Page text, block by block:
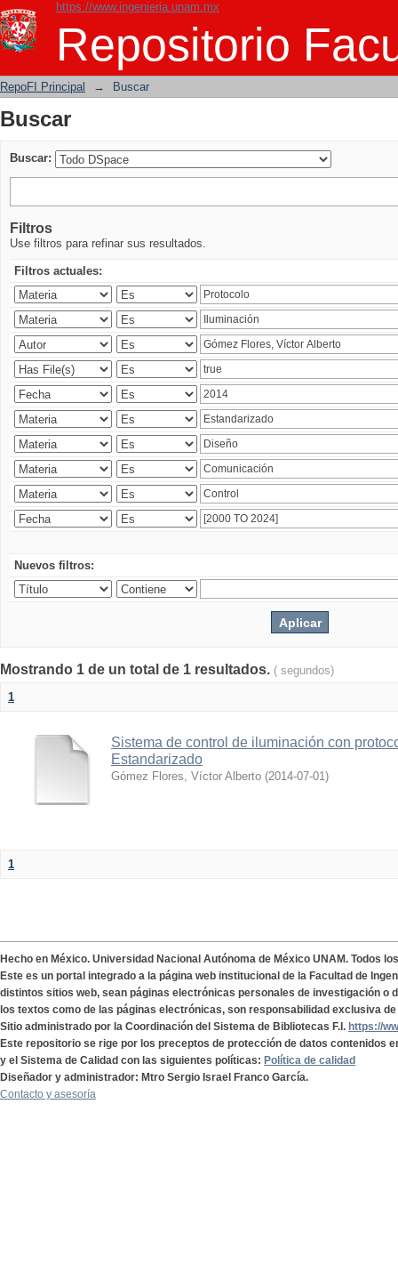
https://www.ingenieria.unam.mx
Repositorio
Buscar
RepoFI Principal → Buscar
Buscar
Buscar:
Filtros
Use filtros para refinar sus resultados.
Filtros actuales:
Nuevos filtros:
Mostrando 1 de un total de 1 resultados. ( segundos)
1
Sistema de control de iluminación con
Estandarizado
Gómez Flores, Víctor Alberto (2014-07-01)
1
Hecho en México. Universidad Nacional Autónoma de México UNAM. Todos
Este es un portal integrado a la página web institucional de la Facultad de
distintos sitios web, sean páginas electrónicas personales de investigación o
los textos como de las páginas electrónicas, son responsabilidad exclusiva
Sitio administrado por la Coordinación del Sistema de Bibliotecas F.I. https://
Este repositorio se rige por los preceptos de protección de datos contenidos
y el Sistema de Calidad con las siguientes políticas: Política de calidad
Diseñador y administrador: Mtro Sergio Israel Franco García.
Contacto y asesoría